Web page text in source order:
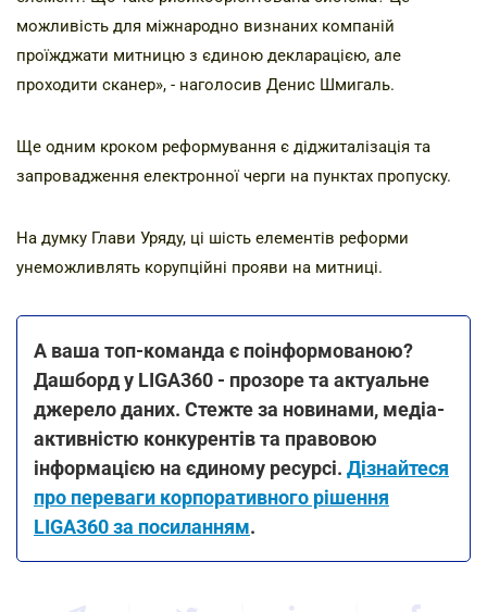
можливість для міжнародно визнаних компаній
проїжджати митницю з єдиною декларацією, але
проходити сканер», - наголосив Денис Шмигаль.
Ще одним кроком реформування є діджиталізація та
запровадження електронної черги на пунктах пропуску.
На думку Глави Уряду, ці шість елементів реформи
унеможливлять корупційні прояви на митниці.
А ваша топ-команда є поінформованою?
Дашборд у LIGA360 - прозоре та актуальне
джерело даних. Стежте за новинами, медіа-
активністю конкурентів та правовою
інформацією на єдиному ресурсі. Дізнайтеся
про переваги корпоративного рішення
LIGA360 за посиланням.